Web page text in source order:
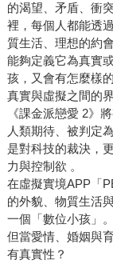
的渴望、矛盾、衝
裡，每個人都能透
質生活、理想的約
能夠定義它為真實
孩，又會有怎麼樣
真實與虛擬之間的界
《課金派戀愛 2》
人類期待、被判定
是對科技的裁決，
力與控制欲 。
在虛擬實境APP「
的外貌、物質生活
一個「數位小孩」。
但當愛情、婚姻與
有真實性？